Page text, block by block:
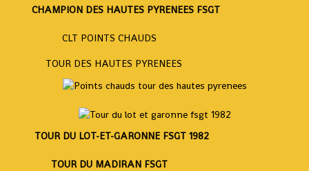
CHAMPION DES HAUTES PYRENEES FSGT
CLT POINTS CHAUDS
TOUR DES HAUTES PYRENEES
TOUR DU LOT-ET-GARONNE FSGT 1982
TOUR DU MADIRAN FSGT